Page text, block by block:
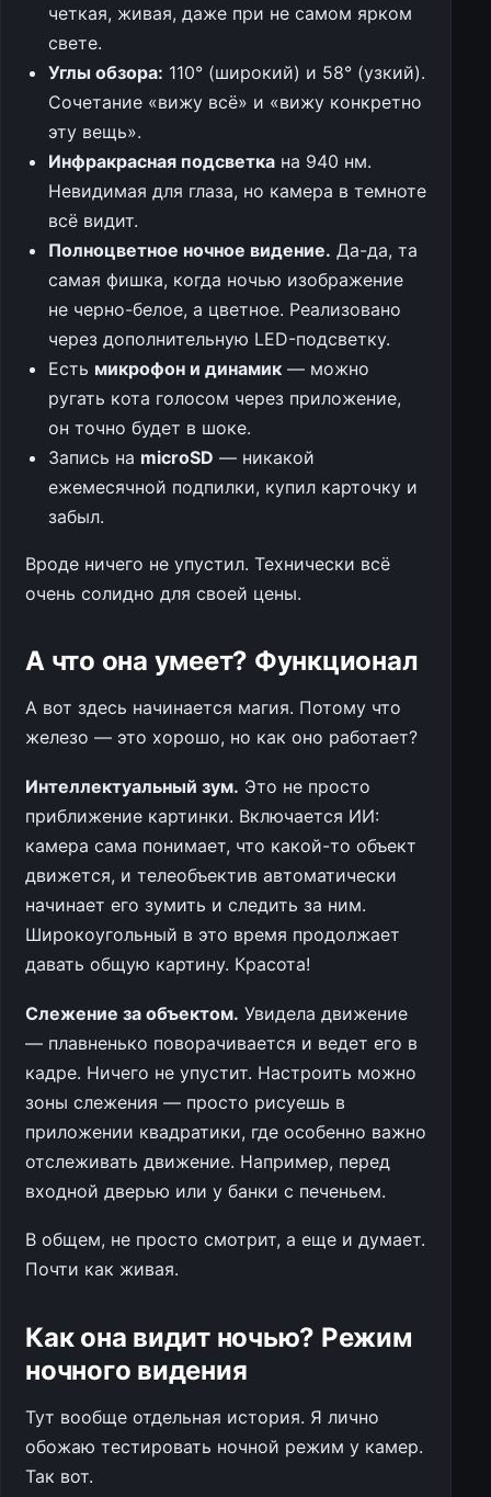
четкая, живая, даже при не самом ярком
свете.
Углы обзора: 110° (широкий) и 58° (узкий).
Сочетание «вижу всё» и «вижу конкретно
эту вещь».
Инфракрасная подсветкана 940 нм.
Невидимая для глаза, но камера в темноте
всё видит.
Полноцветное ночное видение. Да-да, та
самая фишка, когда ночью изображение
не черно-белое, а цветное. Реализовано
через дополнительную LED-подсветку.
Есть микрофон и динамик— можно
ругать кота голосом через приложение,
он точно будет в шоке.
Запись на microSD — никакой
ежемесячной подпилки, купил карточку и
забыл.
Вроде ничего не упустил. Технически всё
очень солидно для своей цены.
А что она умеет? Функционал
А вот здесь начинается магия. Потому что
железо — это хорошо, но как оно работает?
Интеллектуальный зум. Это не просто
приближение картинки. Включается ИИ:
камера сама понимает, что какой-то объект
движется, и телеобъектив автоматически
начинает его зумить и следить за ним.
Широкоугольный в это время продолжает
давать общую картину. Красота!
Слежение за объектом. Увидела движение
— плавненько поворачивается и ведет его в
кадре. Ничего не упустит. Настроить можно
зоны слежения — просто рисуешь в
приложении квадратики, где особенно важно
отслеживать движение. Например, перед
входной дверью или у банки с печеньем.
В общем, не просто смотрит, а еще и думает.
Почти как живая.
Как она видит ночью? Режим
ночного видения
Тут вообще отдельная история. Я лично
обожаю тестировать ночной режим у камер.
Так вот.